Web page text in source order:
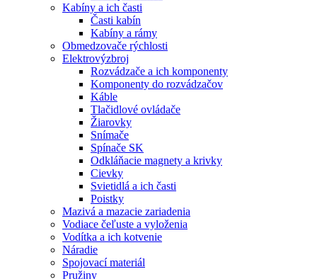
Kabíny a ich časti
Časti kabín
Kabíny a rámy
Obmedzovače rýchlosti
Elektrovýzbroj
Rozvádzače a ich komponenty
Komponenty do rozvádzačov
Káble
Tlačidlové ovládače
Žiarovky
Snímače
Spínače SK
Odkláňacie magnety a krivky
Cievky
Svietidlá a ich časti
Poistky
Mazivá a mazacie zariadenia
Vodiace čeľuste a vyloženia
Vodítka a ich kotvenie
Náradie
Spojovací materiál
Pružiny